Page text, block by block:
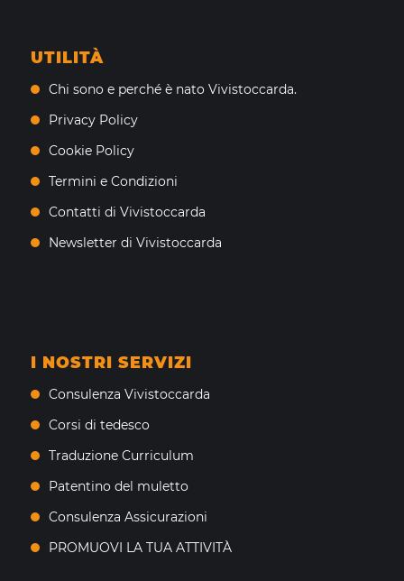
UTILITÀ
Chi sono e perché è nato Vivistoccarda.
Privacy Policy
Cookie Policy
Termini e Condizioni
Contatti di Vivistoccarda
Newsletter di Vivistoccarda
I NOSTRI SERVIZI
Consulenza Vivistoccarda
Corsi di tedesco
Traduzione Curriculum
Patentino del muletto
Consulenza Assicurazioni
PROMUOVI LA TUA ATTIVITÀ